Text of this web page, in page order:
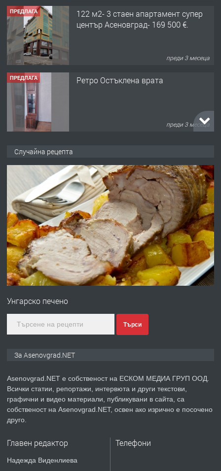
ПРЕДЛАГА
122 м2- 3 стаен апартамент супер
център Асеновград- 169 500 €.
преди 3 месеца
ПРЕДЛАГА Ретро Остъклена врата
преди 3 месеца
преди 10 месеца
ПРЕДЛАГА
Професионална броячна машина -
със сертификат от ЕЦБ
преди 1 година
ПРЕДЛАГА
Професионална зеленчукорезачка
преди 2 години
ПРЕДЛАГА
Давам индивидуалани уроци по
Случайна рецепта
Унгарско печено
Търси
За Asenovgrad.NET
Asenovgrad.NET е собственост на ЕСКОМ МЕДИА ГРУП ООД.
Всички статии, репортажи, интервюта и други текстови,
графични и видео материали, публикувани в сайта, са
собственост на Asenovgrad.NET, освен ако изрично е посочено
друго.
Главен редактор
Надежда Виденлиева
Телефони